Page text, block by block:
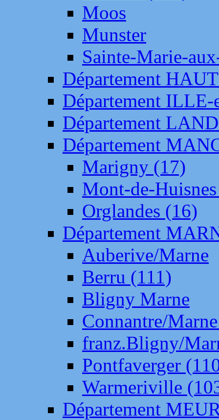
Moos
Munster
Sainte-Marie-
Département
Département
Département
Département
Marigny (17)
Mont-de-
Orglandes (16)
Département
Auberive/Marne
Berru (111)
Bligny Marne
Connantre/
franz.Bligny/
Pontfaverger
Warmeriville
Département